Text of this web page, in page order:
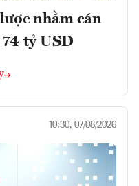
nhằm cán
tỷ USD
10:30, 07/08/2026